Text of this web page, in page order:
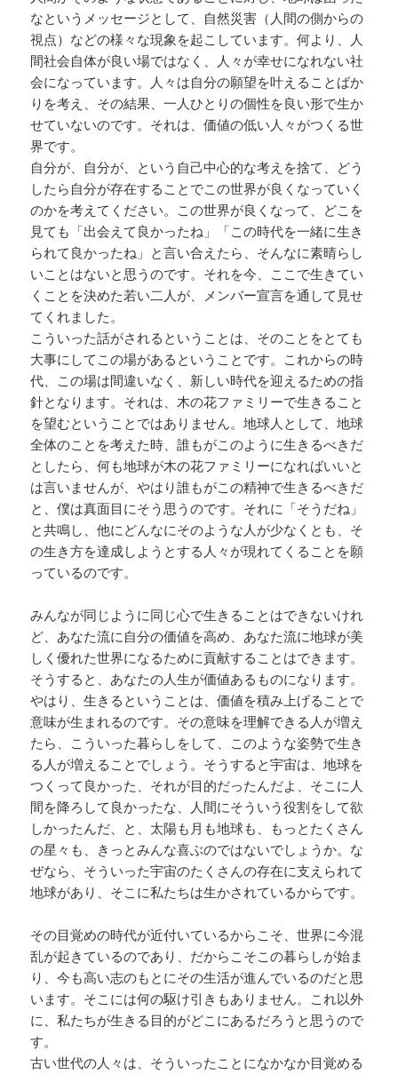
なというメッセージとして、自然災害（人間の側からの
視点）などの様々な現象を起こしています。何より、人
間社会自体が良い場ではなく、人々が幸せになれない社
会になっています。人々は自分の願望を叶えることばか
りを考え、その結果、一人ひとりの個性を良い形で生か
せていないのです。それは、価値の低い人々がつくる世
界です。
自分が、自分が、という自己中心的な考えを捨て、どう
したら自分が存在することでこの世界が良くなっていく
のかを考えてください。この世界が良くなって、どこを
見ても「出会えて良かったね」「この時代を一緒に生き
られて良かったね」と言い合えたら、そんなに素晴らし
いことはないと思うのです。それを今、ここで生きてい
くことを決めた若い二人が、メンバー宣言を通して見せ
てくれました。
こういった話がされるということは、そのことをとても
大事にしてこの場があるということです。これからの時
代、この場は間違いなく、新しい時代を迎えるための指
針となります。それは、木の花ファミリーで生きること
を望むということではありません。地球人として、地球
全体のことを考えた時、誰もがこのように生きるべきだ
としたら、何も地球が木の花ファミリーになればいいと
は言いませんが、やはり誰もがこの精神で生きるべきだ
と、僕は真面目にそう思うのです。それに「そうだね」
と共鳴し、他にどんなにそのような人が少なくとも、そ
の生き方を達成しようとする人々が現れてくることを願
っているのです。
みんなが同じように同じ心で生きることはできないけれ
ど、あなた流に自分の価値を高め、あなた流に地球が美
しく優れた世界になるために貢献することはできます。
そうすると、あなたの人生が価値あるものになります。
やはり、生きるということは、価値を積み上げることで
意味が生まれるのです。その意味を理解できる人が増え
たら、こういった暮らしをして、このような姿勢で生き
る人が増えることでしょう。そうすると宇宙は、地球を
つくって良かった、それが目的だったんだよ、そこに人
間を降ろして良かったな、人間にそういう役割をして欲
しかったんだ、と、太陽も月も地球も、もっとたくさん
の星々も、きっとみんな喜ぶのではないでしょうか。な
ぜなら、そういった宇宙のたくさんの存在に支えられて
地球があり、そこに私たちは生かされているからです。
その目覚めの時代が近付いているからこそ、世界に今混
乱が起きているのであり、だからこそこの暮らしが始ま
り、今も高い志のもとにその生活が進んでいるのだと思
います。そこには何の駆け引きもありません。これ以外
に、私たちが生きる目的がどこにあるだろうと思うので
す。
古い世代の人々は、そういったことになかなか目覚める